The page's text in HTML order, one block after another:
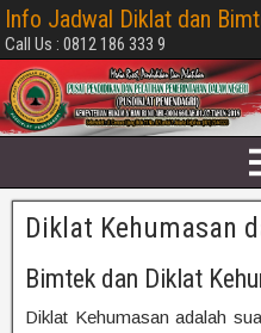
Info Jadwal Diklat dan
Call Us : 0812 186 333 9
Diklat Kehumasan
Bimtek dan Diklat
Diklat Kehumasan adalah